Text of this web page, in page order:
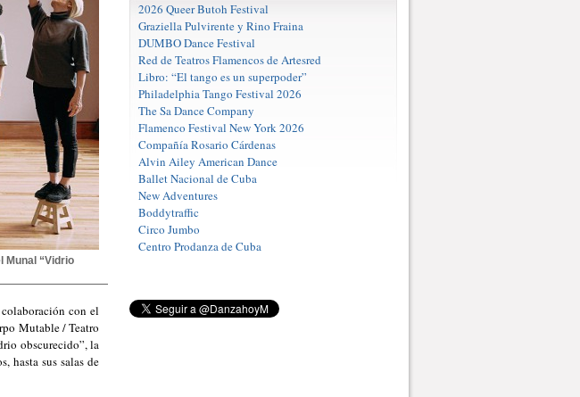
Munal “Vidrio
con el
Mutable / Teatro
obscurecido”, la
hasta sus salas de
2026 Queer Butoh Festival
Graziella Pulvirente y Rino Fraina
DUMBO Dance Festival
Red de Teatros Flamencos de Artesred
Libro: “El tango es un superpoder”
Philadelphia Tango Festival 2026
The Sa Dance Company
Flamenco Festival New York 2026
Compañía Rosario Cárdenas
Alvin Ailey American Dance
Ballet Nacional de Cuba
New Adventures
Boddytraffic
Circo Jumbo
Centro Prodanza de Cuba